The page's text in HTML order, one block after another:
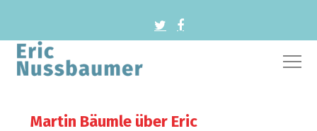
Martin Bäumle über Eric